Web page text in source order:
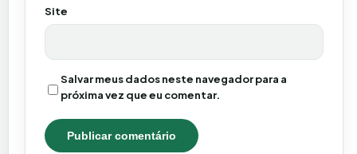
Site
Salvar meus dados neste navegador para a
próxima vez que eu comentar.